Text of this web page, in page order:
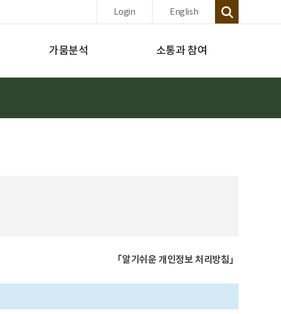
Login English
가뭄분석 소통과 참여
「알기쉬운 개인정보 처리방침」